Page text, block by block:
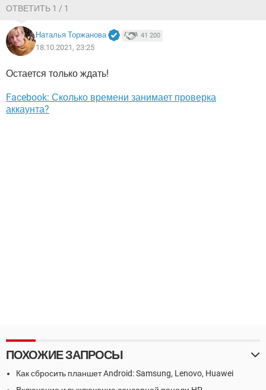
ОТВЕТИТЬ 1 / 1
Наталья Торжанова 41 200
18.10.2021, 23:25
Остается только ждать!
Facebook: Сколько времени занимает проверка
аккаунта?
ПОХОЖИЕ ЗАПРОСЫ
Как сбросить планшет Android: Samsung, Lenovo, Huawei